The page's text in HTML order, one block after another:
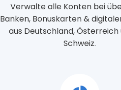
Verwalte alle Konten bei
Banken, Bonuskarten &
aus Deutschland, Österreich
Schweiz.